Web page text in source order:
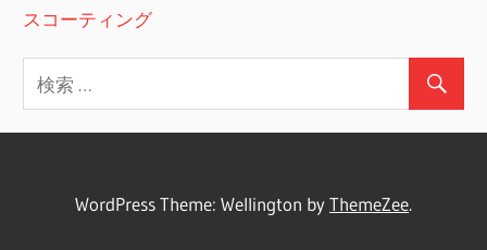
スコーティング
WordPress Theme: Wellington byThemeZee.